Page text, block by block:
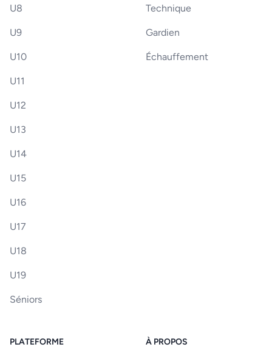
U8
U9
U10
U11
U12
U13
U14
U15
U16
U17
U18
U19
Séniors
Technique
Gardien
Échauffement
PLATEFORME À PROPOS